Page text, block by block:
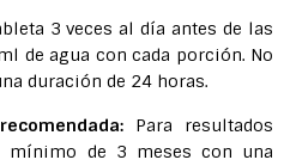
3 veces al día antes de las
de agua con cada porción. No
duración de 24 horas.
Para resultados
de 3 meses con una